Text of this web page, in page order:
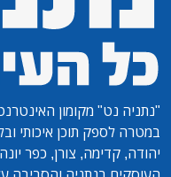
"נתניה נט" מקומון
במטרה לספק תוכן איכותי
יהודה, קדימה, צורן, כפר